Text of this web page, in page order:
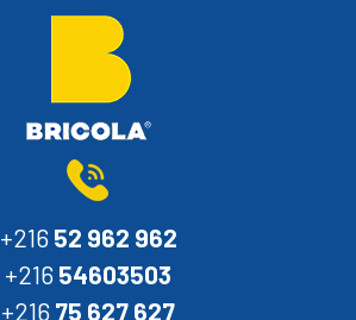
+216 52 962 962
+216 54603503
+216 75 627 627